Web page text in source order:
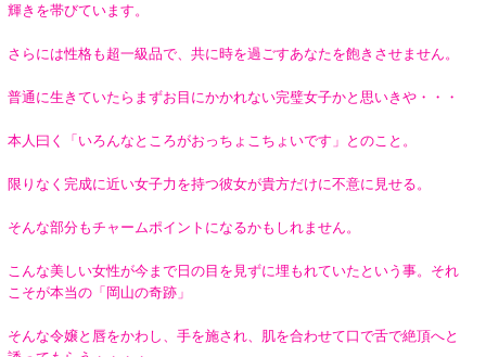
輝きを帯びています。
さらには性格も超一級品で、共に時を過ごすあなたを飽きさせません。
普通に生きていたらまずお目にかかれない完璧女子かと思いきや・・・
本人曰く「いろんなところがおっちょこちょいです」とのこと。
限りなく完成に近い女子力を持つ彼女が貴方だけに不意に見せる。
そんな部分もチャームポイントになるかもしれません。
こんな美しい女性が今まで日の目を見ずに埋もれていたという事。それ
こそが本当の「岡山の奇跡」
そんな令嬢と唇をかわし、手を施され、肌を合わせて口で舌で絶頂へと